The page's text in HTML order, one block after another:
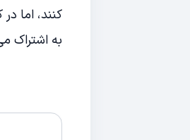
کنند، اما
به اشتراک